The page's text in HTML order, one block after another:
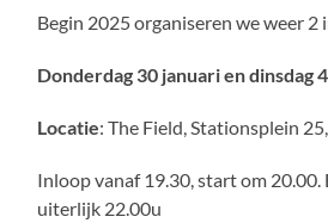
Begin 2025 organiseren we weer
Donderdag 30 januari en dinsdag
Locatie: The Field, Stationsplein
Inloop vanaf 19.30, start om 20.00.
uiterlijk 22.00u